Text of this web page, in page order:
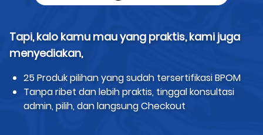
Tapi, kalo kamu mau yang praktis, kami juga
menyediakan,
25 Produk pilihan yang sudah tersertifikasi BPOM
Tanpa ribet dan lebih praktis, tinggal konsultasi
admin, pilih, dan langsung Checkout